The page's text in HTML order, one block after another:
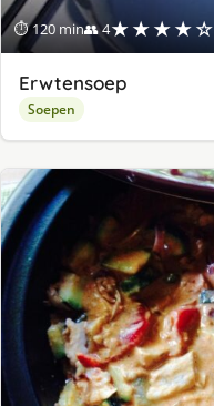
⏱ 120 min👥 4★★★★☆
Erwtensoep
Soepen